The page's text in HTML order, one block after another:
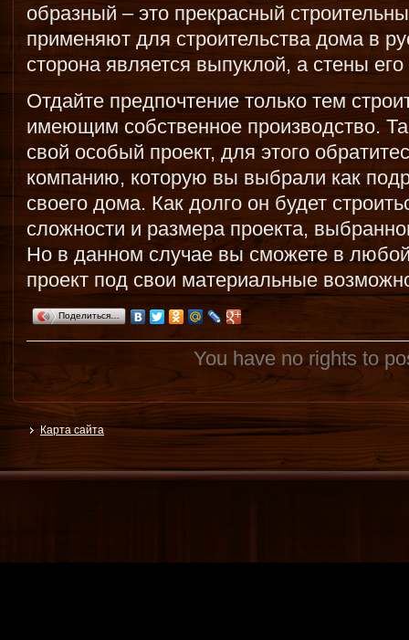
образный – это прекрасный
применяют для строительства дома в
сторона является выпуклой, а стены
Отдайте предпочтение только тем
имеющим собственное производство.
свой особый проект, для этого
компанию, которую вы выбрали как
своего дома. Как долго он будет
сложности и размера проекта,
Но в данном случае вы сможете в
проект под свои материальные
Поделиться…
You have no rights to
Карта сайта